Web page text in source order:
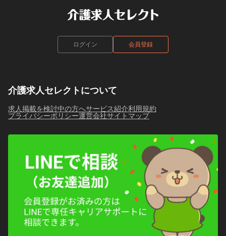
ログイン 会員登録
介護求人セレクトについて
求人掲載を検討中の方へサービス紹介利用規約
プライバシーポリシー運営会社サイトマップ